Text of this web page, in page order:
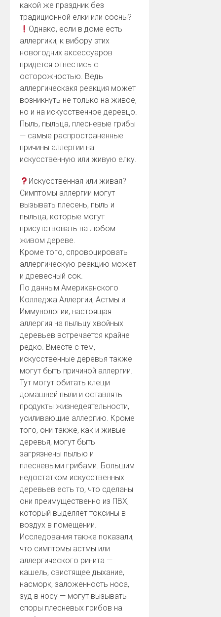
какой же праздник без
традиционной елки или сосны?
Однако, если в доме есть
аллергики, к вибору этих
новогодних аксессуаров
придется отнестись с
осторожностью. Ведь
аллергическакя реакция может
возникнуть не только на живое,
но и на искусственное деревцо.
Пыль, пыльца, плесневые грибы
— самые распространенные
причины аллергии на
искусственную или живую елку.
Искусственная или живая?
Симптомы аллергии могут
вызывать плесень, пыль и
пыльца, которые могут
присутствовать на любом
живом дереве.
Кроме того, спровоцировать
аллергическую реакцию может
и древесный сок.
По данным Американского
Колледжа Аллергии, Астмы и
Иммунологии, настоящая
аллергия на пыльцу хвойных
деревьев встречается крайне
редко. Вместе с тем,
искусственные деревья также
могут быть причиной аллергии.
Тут могут обитать клещи
домашней пыли и оставлять
продукты жизнедеятельности,
усиливающие аллергию. Кроме
того, они также, как и живые
деревья, могут быть
загрязнены пылью и
плесневыми грибами. Большим
недостатком искусственных
деревьев есть то, что сделаны
они преимущественно из ПВХ,
который выделяет токсины в
воздух в помещении.
Исследования также показали,
что симптомы астмы или
аллергического ринита —
кашель, свистящее дыхание,
насморк, заложенность носа,
зуд в носу — могут вызывать
споры плесневых грибов на